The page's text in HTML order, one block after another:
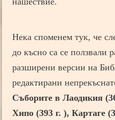
Нека споменем тук, че
до късно са се ползвали
разширени версии на
редактирани
Съборите в Лаодикия
Хипо (393 г. ), Картаге